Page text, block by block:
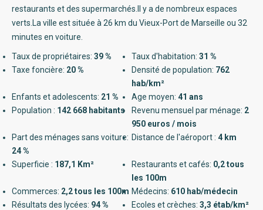
restaurants et des supermarchés.Il y a de nombreux espaces
verts.La ville est située à 26 km du Vieux-Port de Marseille ou 32
minutes en voiture.
Taux de propriétaires: 39 % Taux d'habitation: 31 %
Taxe foncière: 20 % Densité de population: 762
hab/km²
Enfants et adolescents: 21 % Age moyen: 41 ans
Population : 142 668 habitants Revenu mensuel par ménage: 2
950 euros / mois
Part des ménages sans voiture:
24 %
Distance de l'aéroport : 4 km
Superficie : 187,1 Km² Restaurants et cafés: 0,2 tous
les 100m
Commerces: 2,2 tous les 100m Médecins: 610 hab/médecin
Résultats des lycées: 94 % Ecoles et crèches: 3,3 étab/km²